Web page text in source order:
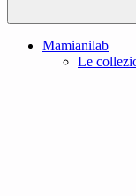
Mamianilab
Le